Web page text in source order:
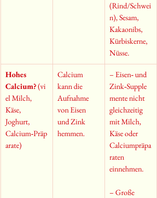
(Rind/Schwei
n), Sesam,
Kakaonibs,
Kürbiskerne,
Nüsse.
Hohes
Calcium? (vi
el Milch,
Käse,
Joghurt,
Calcium‑Präp
arate)
Calcium
kann die
Aufnahme
von Eisen
und Zink
hemmen.
– Eisen‑ und
Zink‑Supple
mente nicht
gleichzeitig
mit Milch,
Käse oder
Calciumpräpa
raten
einnehmen.
– Große